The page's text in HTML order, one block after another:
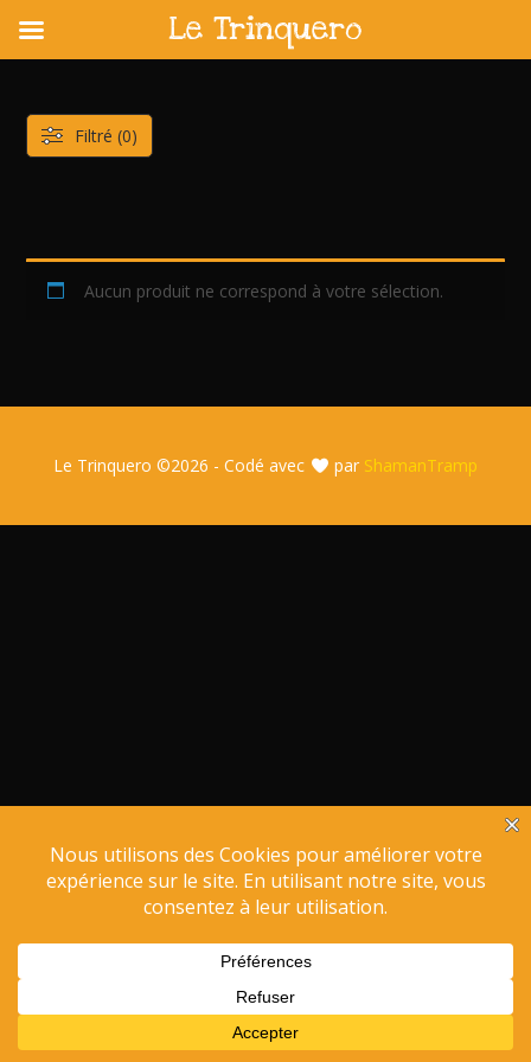
content
Aucun produit ne correspond à votre sélection.
Filtré (0)
Le Trinquero ©2026 - Codé avec par ShamanTramp
Le Trinquero